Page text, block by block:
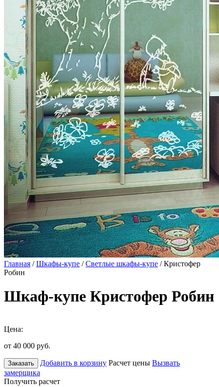
Главная /Шкафы-купе /Светлые шкафы-купе / Кристофер
Робин
Шкаф-купе Кристофер Робин
Цена:
от 40 000 руб.
Заказать Добавить в корзину Расчет цены Вызвать
замерщика
Получить расчет